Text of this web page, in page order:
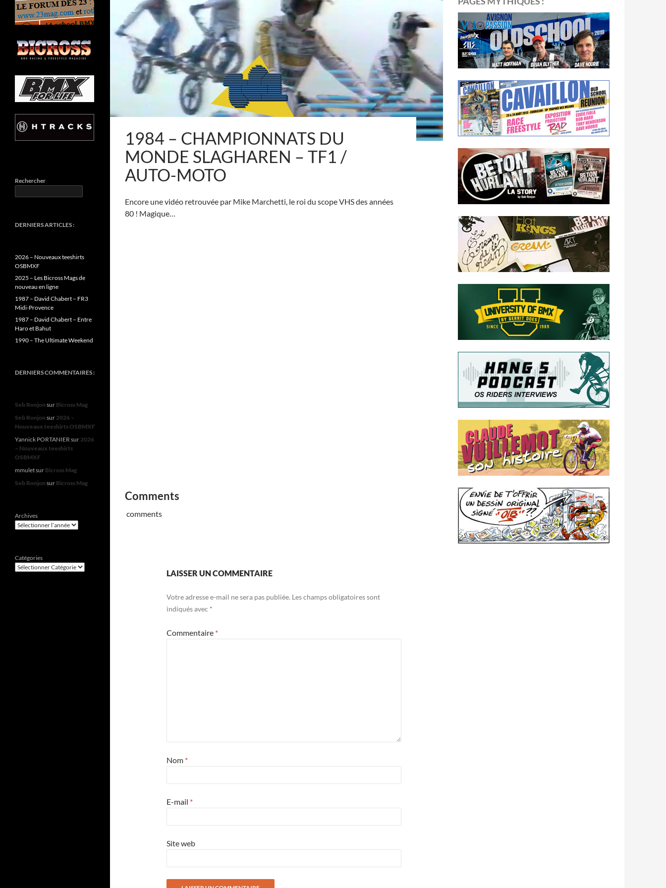
1984 – CHAMPIONNATS DU
MONDE SLAGHAREN – TF1 /
AUTO-MOTO
Encore une vidéo retrouvée par Mike Marchetti, le roi du scope VHS des années
80 ! Magique…
Comments
comments
LAISSER UN COMMENTAIRE
Votre adresse e-mail ne sera pas publiée. Les champs obligatoires sont
indiqués avec *
Commentaire *
Nom *
E-mail *
Site web
Rechercher
DERNIERS ARTICLES :
2026 – Nouveaux teeshirts
OSBMXF
2025 – Les Bicross Mags de
nouveau en ligne
1987 – David Chabert – FR3
Midi-Provence
1987 – David Chabert – Entre
Haro et Bahut
1990 – The Ultimate Weekend
DERNIERS COMMENTAIRES :
Seb Ronjon sur Bicross Mag
Seb Ronjon sur2026 –
Nouveaux teeshirts OSBMXF
Yannick PORTANIERsur2026
– Nouveaux teeshirts
OSBMXF
mmuletsur Bicross Mag
Seb Ronjon sur Bicross Mag
Archives
Catégories